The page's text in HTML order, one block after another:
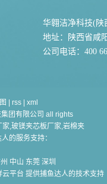
华翱洁净科技(陕
地址：陕西省咸
公司电话：400
rss| xml
团有限公司 all rights
家,玻镁夹芯板厂家,岩棉夹
的服务支持：
中山 东莞 深圳
云平台 提供捕鱼达人的技术支持